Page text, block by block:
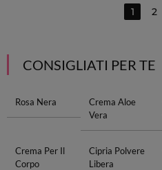
1 2
CONSIGLIATI PER TE
Rosa Nera
Crema Aloe
Vera
Crema Per Il
Corpo
Cipria Polvere
Libera